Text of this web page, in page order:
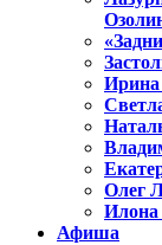
Олег
Илона
Афиша